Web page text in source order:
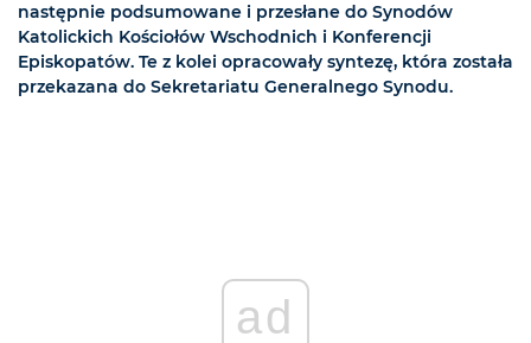
następnie podsumowane i przesłane do Synodów
Katolickich Kościołów Wschodnich i Konferencji
Episkopatów. Te z kolei opracowały syntezę, która została
przekazana do Sekretariatu Generalnego Synodu.
ad